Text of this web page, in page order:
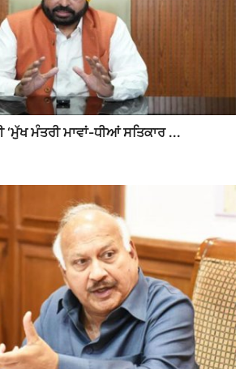
ਮੰਤਰੀ ਮਾਵਾਂ-ਧੀਆਂ ਸਤਿਕਾਰ ...